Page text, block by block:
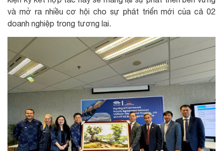
và mở ra nhiều cơ hội cho sự phát triển mới của cả 02
doanh nghiệp trong tương lai.